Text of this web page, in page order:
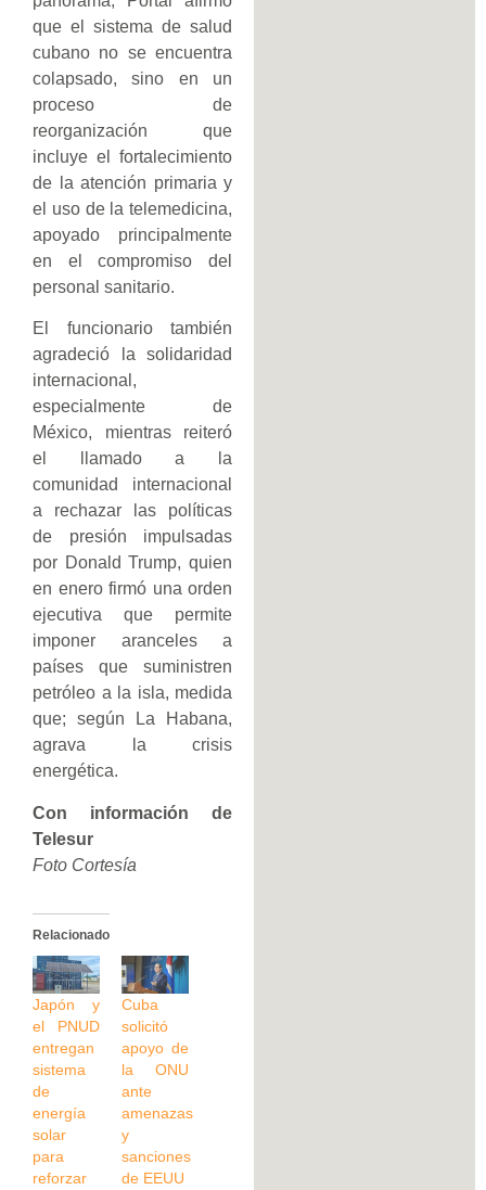
que el sistema de salud
cubano no se encuentra
colapsado, sino en un
proceso de
reorganización que
incluye el fortalecimiento
de la atención primaria y
el uso de la telemedicina,
apoyado principalmente
en el compromiso del
personal sanitario.
El funcionario también
agradeció la solidaridad
internacional,
especialmente de
México, mientras reiteró
el llamado a la
comunidad internacional
a rechazar las políticas
de presión impulsadas
por Donald Trump, quien
en enero firmó una orden
ejecutiva que permite
imponer aranceles a
países que suministren
petróleo a la isla, medida
que; según La Habana,
agrava la crisis
energética.
Con información de
Telesur
Foto Cortesía
Relacionado
Japón y
el PNUD
entregan
sistema
de
energía
solar
para
reforzar
Cuba
solicitó
apoyo de
la ONU
ante
amenazas
y
sanciones
de EEUU